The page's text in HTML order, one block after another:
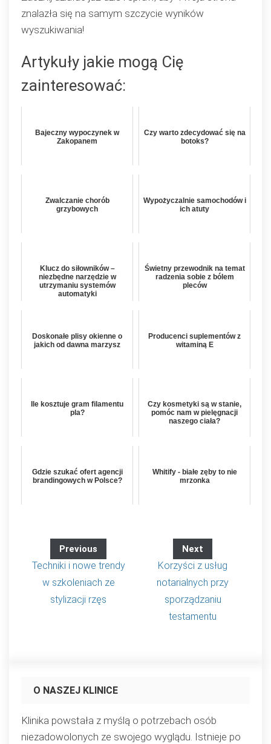
znalazła się na samym szczycie wyników
wyszukiwania!
Artykuły jakie mogą Cię
zainteresować:
Bajeczny wypoczynek w
Zakopanem
Czy warto zdecydować się na
botoks?
Zwalczanie chorób
grzybowych
Wypożyczalnie samochodów i
ich atuty
Klucz do siłowników –
niezbędne narzędzie w
utrzymaniu systemów
automatyki
Świetny przewodnik na temat
radzenia sobie z bólem
pleców
Doskonałe plisy okienne o
jakich od dawna marzysz
Producenci suplementów z
witaminą E
Ile kosztuje gram filamentu
pla?
Czy kosmetyki są w stanie,
pomóc nam w pielęgnacji
naszego ciała?
Gdzie szukać ofert agencji
brandingowych w Polsce?
Whitify - białe zęby to nie
mrzonka
Previous
Techniki i nowe trendy
w szkoleniach ze
stylizacji rzęs
Next
Korzyści z usług
notarialnych przy
sporządzaniu
testamentu
O NASZEJ KLINICE
Klinika powstała z myślą o potrzebach osób
niezadowolonych ze swojego wyglądu. Istnieje po